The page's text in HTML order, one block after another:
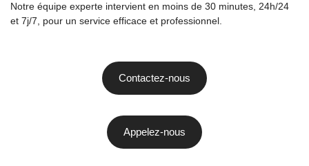
Notre équipe experte intervient en moins de 30 minutes, 24h/24
et 7j/7, pour un service efficace et professionnel.
Contactez-nous
Appelez-nous